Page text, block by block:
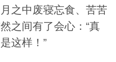
之中废寝忘食、苦苦
之间有了会心：“真
这样！”